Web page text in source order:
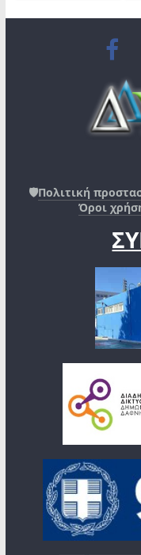
🛡️Πολιτική
Όροι